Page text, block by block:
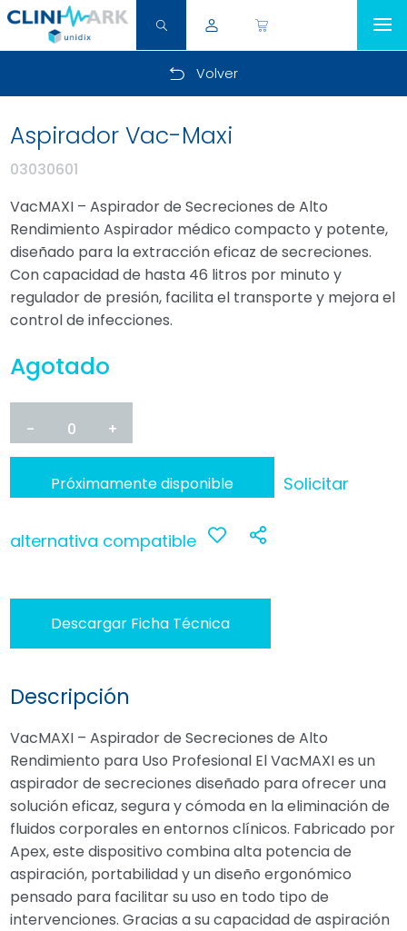
Volver
Aspirador Vac-Maxi
03030601
VacMAXI – Aspirador de Secreciones de Alto
Rendimiento Aspirador médico compacto y potente,
diseñado para la extracción eficaz de secreciones.
Con capacidad de hasta 46 litros por minuto y
regulador de presión, facilita el transporte y mejora el
control de infecciones.
Agotado
- 0 +
Próximamente disponible Solicitar
alternativa compatible
a
favoritos
Descargar Ficha Técnica
Descripción
VacMAXI – Aspirador de Secreciones de Alto
Rendimiento para Uso Profesional El VacMAXI es un
aspirador de secreciones diseñado para ofrecer una
solución eficaz, segura y cómoda en la eliminación de
fluidos corporales en entornos clínicos. Fabricado por
Apex, este dispositivo combina alta potencia de
aspiración, portabilidad y un diseño ergonómico
pensado para facilitar su uso en todo tipo de
intervenciones. Gracias a su capacidad de aspiración